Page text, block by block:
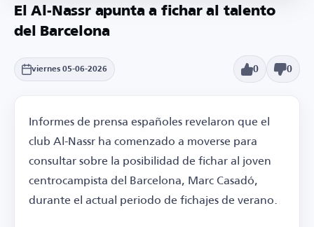
El Al-Nassr apunta a fichar al talento
del Barcelona
viernes 05-06-2026 0 0
Informes de prensa españoles revelaron que el
club Al-Nassr ha comenzado a moverse para
consultar sobre la posibilidad de fichar al joven
centrocampista del Barcelona, Marc Casadó,
durante el actual periodo de fichajes de verano.